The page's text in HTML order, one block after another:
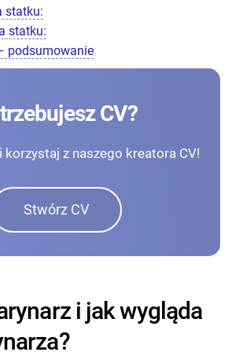
statku:
statku:
podsumowanie
CV?
korzystaj z naszego kreatora CV!
Stwórz CV
i jak wygląda